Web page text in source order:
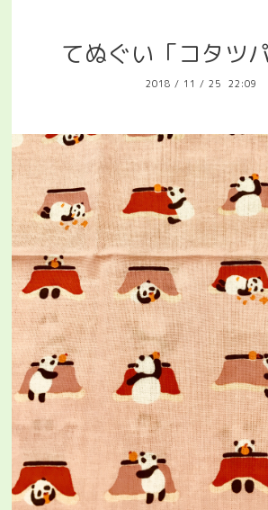
てぬぐい「コタツ
2018 / 11 / 25 22:09